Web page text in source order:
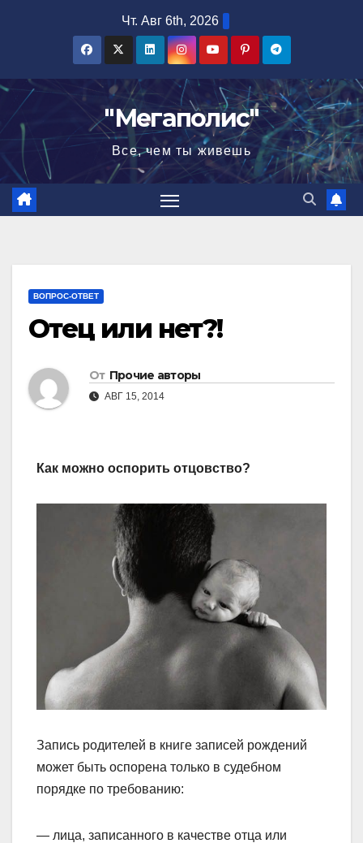
Чт. Авг 6th, 2026
"Мегаполис"
Все, чем ты живешь
ВОПРОС-ОТВЕТ
Отец или нет?!
От Прочие авторы
АВГ 15, 2014
Как можно оспорить отцовство?
Запись родителей в книге записей рождений
может быть оспорена только в судебном
порядке по требованию:
— лица, записанного в качестве отца или